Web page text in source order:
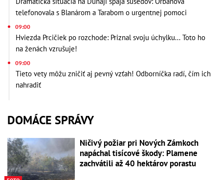
telefonovala s Blanárom a Tarabom o urgentnej pomoci
09:00
Hviezda Prcičiek po rozchode: Priznal svoju úchylku... Toto ho
na ženách vzrušuje!
09:00
Tieto vety môžu zničiť aj pevný vzťah! Odborníčka radí, čím ich
nahradiť
DOMÁCE SPRÁVY
Ničivý požiar pri Nových Zámkoch
napáchal tisícové škody: Plamene
zachvátili až 40 hektárov porastu